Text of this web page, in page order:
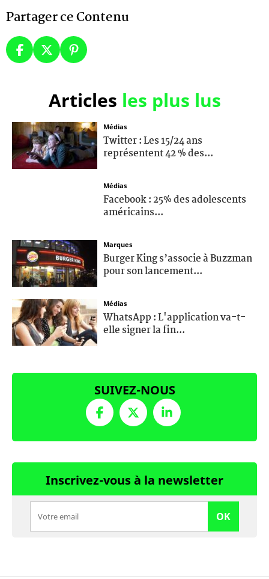
Partager ce Contenu
Articles les plus lus
Médias
Twitter : Les 15/24 ans
représentent 42 % des...
Médias
Facebook : 25% des adolescents
américains...
Marques
Burger King s’associe à Buzzman
pour son lancement...
Médias
WhatsApp : L'application va-t-
elle signer la fin...
SUIVEZ-NOUS
Inscrivez-vous à la newsletter
OK